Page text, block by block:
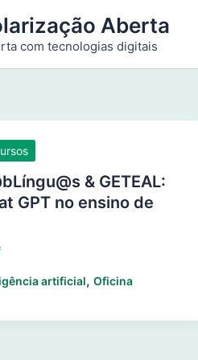
ferramentas
Aberta
com tecnologias digitais
& GETEAL:
GPT no ensino de
artificial, Oficina